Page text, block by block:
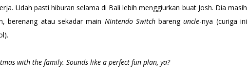
Udah pasti hiburan selama di Bali lebih menggiurkan buat Josh. Dia masih
berenang atau sekadar main Nintendo Switchbarenguncle-nya (curiga ini
with the family. Sounds like a perfect fun plan, ya?